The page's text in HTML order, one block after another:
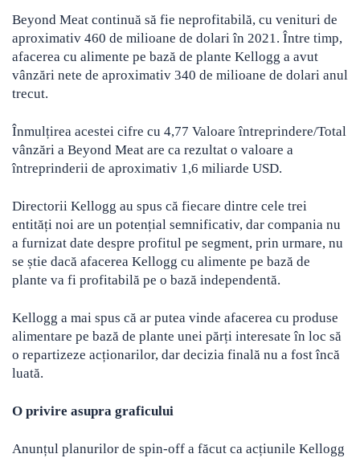
Beyond Meat continuă să fie neprofitabilă, cu venituri de
aproximativ 460 de milioane de dolari în 2021. Între timp,
afacerea cu alimente pe bază de plante Kellogg a avut
vânzări nete de aproximativ 340 de milioane de dolari anul
trecut.
Înmulțirea acestei cifre cu 4,77 Valoare întreprindere/Total
vânzări a Beyond Meat are ca rezultat o valoare a
întreprinderii de aproximativ 1,6 miliarde USD.
Directorii Kellogg au spus că fiecare dintre cele trei
entități noi are un potențial semnificativ, dar compania nu
a furnizat date despre profitul pe segment, prin urmare, nu
se știe dacă afacerea Kellogg cu alimente pe bază de
plante va fi profitabilă pe o bază independentă.
Kellogg a mai spus că ar putea vinde afacerea cu produse
alimentare pe bază de plante unei părți interesate în loc să
o repartizeze acționarilor, dar decizia finală nu a fost încă
luată.
O privire asupra graficului
Anunțul planurilor de spin-off a făcut ca acțiunile Kellogg